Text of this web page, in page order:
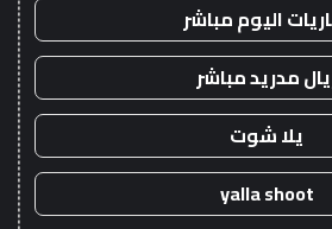
اليوم مباشر
مدريد مباشر
يلا شوت
yalla shoot